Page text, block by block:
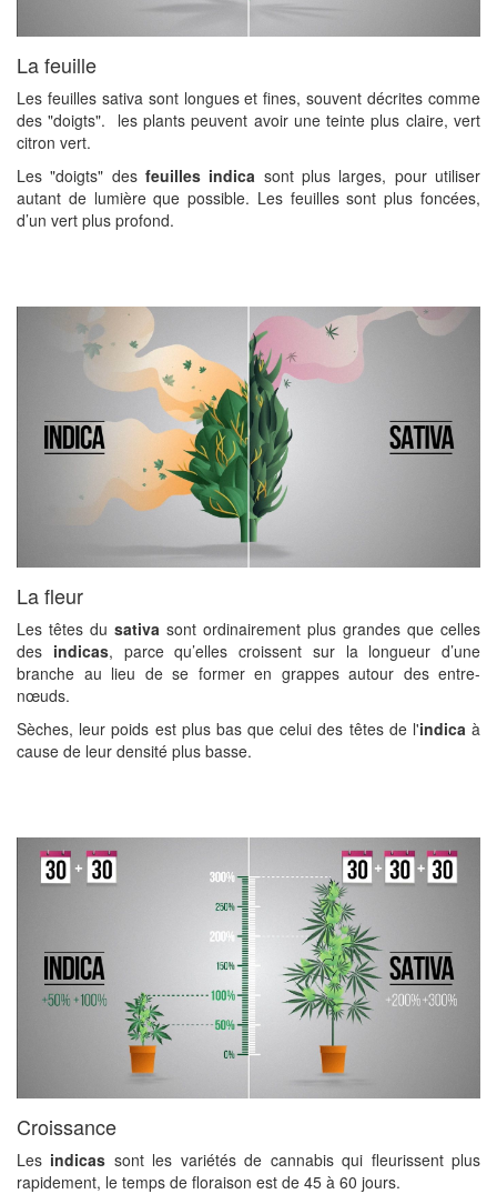
La feuille
Les feuilles sativa sont longues et fines, souvent décrites comme
des "doigts". les plants peuvent avoir une teinte plus claire, vert
citron vert.
Les "doigts" des feuilles indica sont plus larges, pour utiliser
autant de lumière que possible. Les feuilles sont plus foncées,
d’un vert plus profond.
La fleur
Les têtes du sativa sont ordinairement plus grandes que celles
des indicas, parce qu’elles croissent sur la longueur d’une
branche au lieu de se former en grappes autour des entre-
nœuds.
Sèches, leur poids est plus bas que celui des têtes de l'indica à
cause de leur densité plus basse.
Croissance
Les indicas sont les variétés de cannabis qui fleurissent plus
rapidement, le temps de floraison est de 45 à 60 jours.